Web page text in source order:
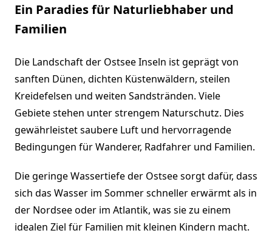
Ein Paradies für Naturliebhaber und
Familien
Die Landschaft der Ostsee Inseln ist geprägt von
sanften Dünen, dichten Küstenwäldern, steilen
Kreidefelsen und weiten Sandstränden. Viele
Gebiete stehen unter strengem Naturschutz. Dies
gewährleistet saubere Luft und hervorragende
Bedingungen für Wanderer, Radfahrer und Familien.
Die geringe Wassertiefe der Ostsee sorgt dafür, dass
sich das Wasser im Sommer schneller erwärmt als in
der Nordsee oder im Atlantik, was sie zu einem
idealen Ziel für Familien mit kleinen Kindern macht.